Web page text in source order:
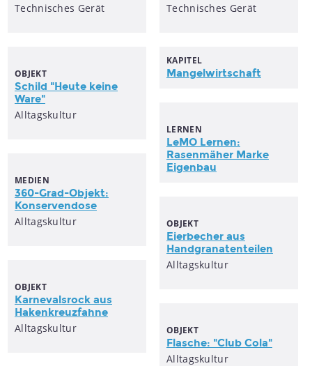
Technisches Gerät Technisches Gerät
OBJEKT
Schild "Heute keine
Ware"
Alltagskultur
KAPITEL
Mangelwirtschaft
LERNEN
LeMO Lernen:
Rasenmäher Marke
Eigenbau
MEDIEN
360-Grad-Objekt:
Konservendose
Alltagskultur OBJEKT
Eierbecher aus
Handgranatenteilen
Alltagskultur
OBJEKT
Karnevalsrock aus
Hakenkreuzfahne
Alltagskultur OBJEKT
Flasche: "Club Cola"
Alltagskultur